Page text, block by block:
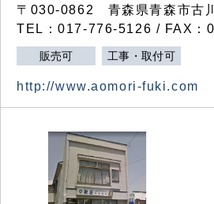
〒030-0862 青森県青森市古
TEL：017-776-5126 / FAX：
販売可 工事・取付可
http://www.aomori-fuki.com